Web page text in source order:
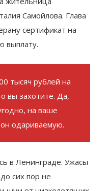
Налётова и
жительница
Самойлова. Глава
сертификат на
выплату.
тысяч рублей на
вы захотите. Да,
на ваше
в Ленинграде. Ужасы